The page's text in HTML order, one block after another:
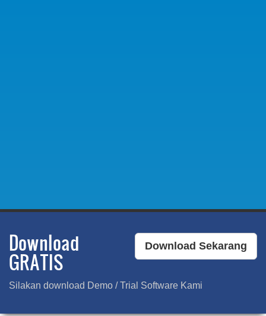
Download Sekarang
Download
GRATIS
Silakan download Demo / Trial Software Kami